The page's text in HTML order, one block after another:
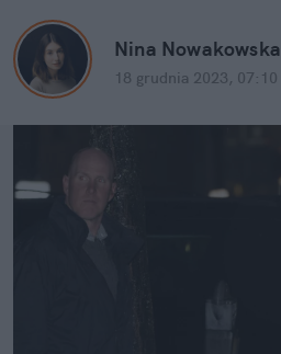
Nina Nowakowska
18 grudnia 2023, 07:10